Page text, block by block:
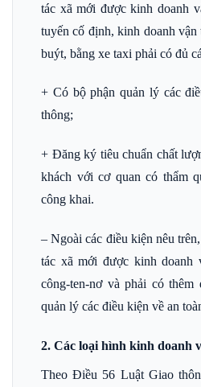
tác xã mới được kinh doanh
tuyến cố định, kinh doanh vận
buýt, bằng xe taxi phải có đủ
+ Có bộ phận quản lý các
thông;
+ Đăng ký tiêu chuẩn chất
khách với cơ quan có thẩm
công khai.
– Ngoài các điều kiện nêu
tác xã mới được kinh doanh
công-ten-nơ và phải có thêm
quản lý các điều kiện về an
2. Các loại hình kinh doanh
Theo Điều 56 Luật Giao